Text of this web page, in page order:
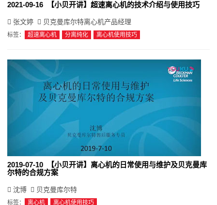
2021-09-16 【小贝开讲】超速离心机的技术介绍与使用技巧
张文婷 贝克曼库尔特离心机产品经理
标签： 超速离心机 分离纯化 离心机使用技巧
2019-07-10 【小贝开讲】离心机的日常使用与维护及贝克曼库
尔特的合规方案
沈博 贝克曼库尔特
标签： 离心机 离心机使用技巧